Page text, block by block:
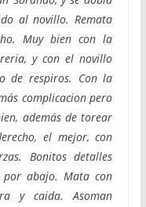
al novillo. Remata
Muy bien con la
y con el novillo
de respiros. Con la
complicacion pero
además de torear
el mejor, con
Bonitos detalles
por abajo. Mata con
y caida. Asoman